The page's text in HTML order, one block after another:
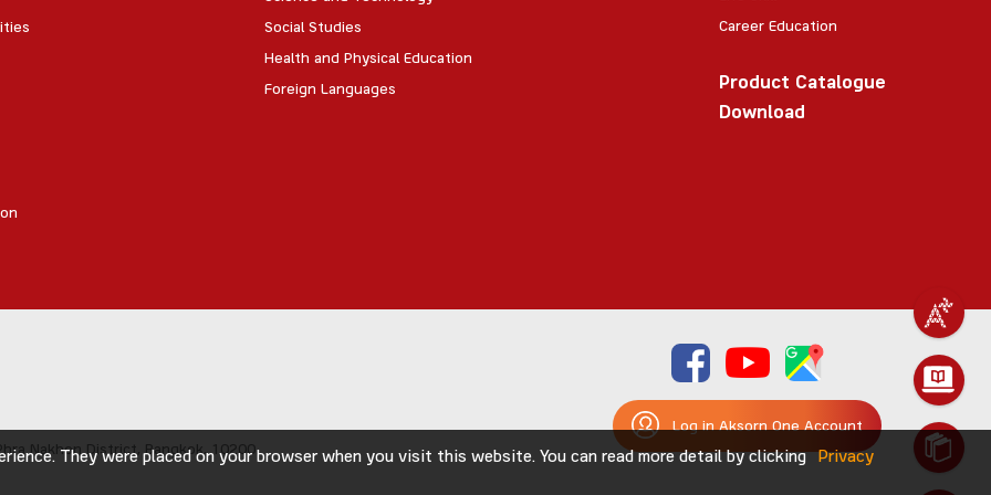
Social Studies
Health and Physical Education
Foreign Languages
Career Education
Product Catalogue
Download
Nakhon District, Bangkok, 10200
Log in Aksorn One Account
They were placed on your browser when you visit this website. You can read more detail by clicking
Privacy